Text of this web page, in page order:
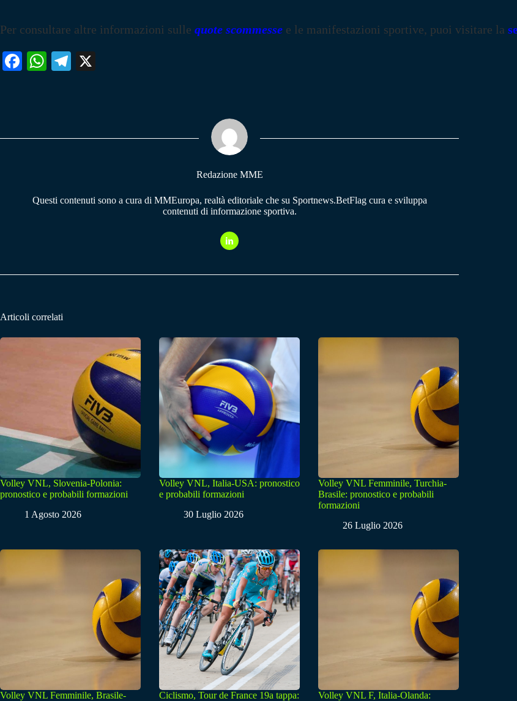
Per consultare altre informazioni sulle quote scommesse e le manifestazioni sportive, puoi visitare la
Fa W
pp
Te
m
Redazione MME
Questi contenuti sono a cura di MMEuropa, realtà editoriale che su Sportnews.BetFlag cura e sviluppa
contenuti di informazione sportiva.
Articoli correlati
Volley VNL, Slovenia-Polonia:
pronostico e probabili formazioni
1 Agosto 2026
Volley VNL, Italia-USA: pronostico
e probabili formazioni
30 Luglio 2026
Volley VNL Femminile, Turchia-
Brasile: pronostico e probabili
formazioni
26 Luglio 2026
Volley VNL Femminile, Brasile-
Ciclismo, Tour de France 19a tappa:
Volley VNL F, Italia-Olanda: